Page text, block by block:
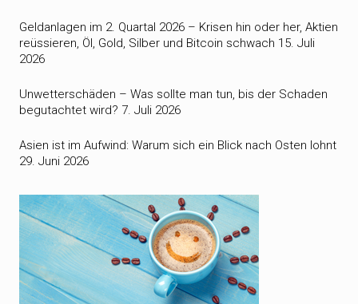
Geldanlagen im 2. Quartal 2026 – Krisen hin oder her, Aktien
reüssieren, Öl, Gold, Silber und Bitcoin schwach 15. Juli
2026
Unwetterschäden – Was sollte man tun, bis der Schaden
begutachtet wird? 7. Juli 2026
Asien ist im Aufwind: Warum sich ein Blick nach Osten lohnt
29. Juni 2026